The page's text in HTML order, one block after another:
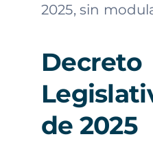
2025, sin
Decreto
de 2025